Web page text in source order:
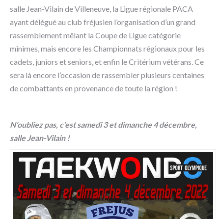
salle Jean-Vilain de Villeneuve, la Ligue régionale PACA
ayant délégué au club fréjusien l’organisation d’un grand
rassemblement mêlant la Coupe de Ligue catégorie
minimes, mais encore les Championnats régionaux pour les
cadets, juniors et seniors, et enfin le Critérium vétérans. Ce
sera là encore l’occasion de rassembler plusieurs centaines
de combattants en provenance de toute la région !
N’oubliez pas, c’est samedi 3 et dimanche 4 décembre,
salle Jean-Vilain !